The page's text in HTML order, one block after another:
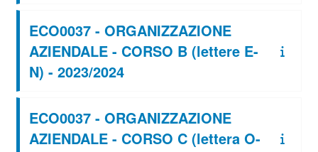
ECO0037 - ORGANIZZAZIONE
AZIENDALE - CORSO B (lettere E-
N) - 2023/2024
ECO0037 - ORGANIZZAZIONE
AZIENDALE - CORSO C (lettera O-